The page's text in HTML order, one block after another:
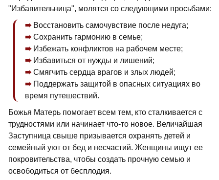
"Избавительница", молятся со следующими просьбами:
Восстановить самочувствие после недуга;
Сохранить гармонию в семье;
Избежать конфликтов на рабочем месте;
Избавиться от нужды и лишений;
Смягчить сердца врагов и злых людей;
Поддержать защитой в опасных ситуациях во
время путешествий.
Божья Матерь помогает всем тем, кто сталкивается с
трудностями или начинает что-то новое. Величайшая
Заступница свыше призывается охранять детей и
семейный уют от бед и несчастий. Женщины ищут ее
покровительства, чтобы создать прочную семью и
освободиться от бесплодия.